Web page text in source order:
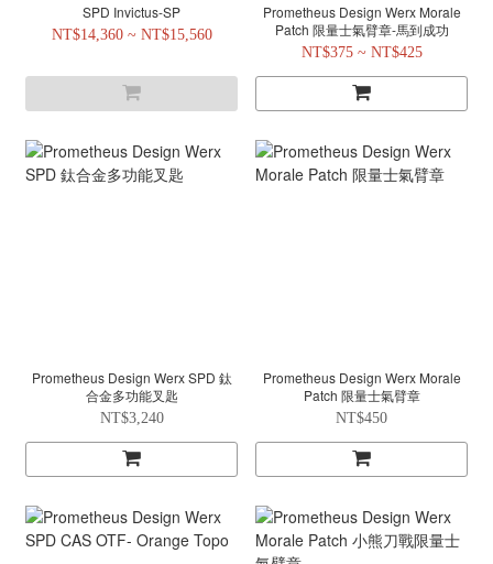
SPD Invictus-SP
NT$14,360 ~ NT$15,560
Prometheus Design Werx Morale
Patch 限量士氣臂章-馬到成功
NT$375 ~ NT$425
Prometheus Design Werx SPD 鈦
合金多功能叉匙
NT$3,240
Prometheus Design Werx Morale
Patch 限量士氣臂章
NT$450